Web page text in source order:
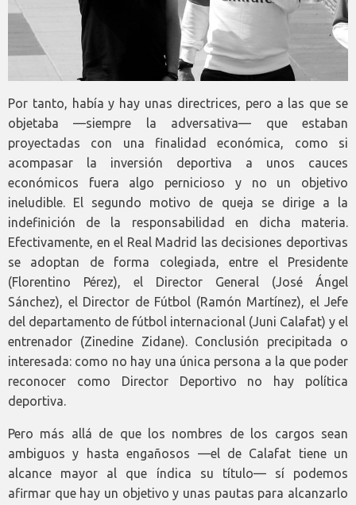
Por tanto, había y hay unas directrices, pero a las que se
objetaba —siempre la adversativa— que estaban
proyectadas con una finalidad económica, como si
acompasar la inversión deportiva a unos cauces
económicos fuera algo pernicioso y no un objetivo
ineludible. El segundo motivo de queja se dirige a la
indefinición de la responsabilidad en dicha materia.
Efectivamente, en el Real Madrid las decisiones deportivas
se adoptan de forma colegiada, entre el Presidente
(Florentino Pérez), el Director General (José Ángel
Sánchez), el Director de Fútbol (Ramón Martínez), el Jefe
del departamento de fútbol internacional (Juni Calafat) y el
entrenador (Zinedine Zidane). Conclusión precipitada o
interesada: como no hay una única persona a la que poder
reconocer como Director Deportivo no hay política
deportiva.
Pero más allá de que los nombres de los cargos sean
ambiguos y hasta engañosos —el de Calafat tiene un
alcance mayor al que índica su título— sí podemos
afirmar que hay un objetivo y unas pautas para alcanzarlo